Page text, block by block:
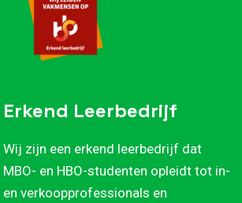
Erkend Leerbedrijf
Wij zijn een erkend leerbedrijf dat
MBO- en HBO-studenten opleidt tot in-
en verkoopprofessionals en